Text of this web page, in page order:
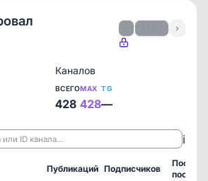
›
Каналов
ВСЕГО
428
MAX
428
TG
—
ID канала… ℹ️
Публикаций Подписчиков
пост